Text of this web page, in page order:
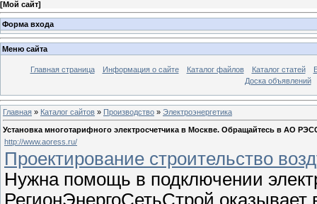
[Мой сайт]
Форма входа
Меню сайта
Главная страница Информация о сайте Каталог файлов Каталог статей
Доска объявлений
Главная » Каталог сайтов » Производство » Электроэнергетика
Установка многотарифного электросчетчика в Москве. Обращайтесь в АО
http://www.aoress.ru/
Проектирование строительство
Нужна помощь в подключении
РегионЭнергоСетьСтрой